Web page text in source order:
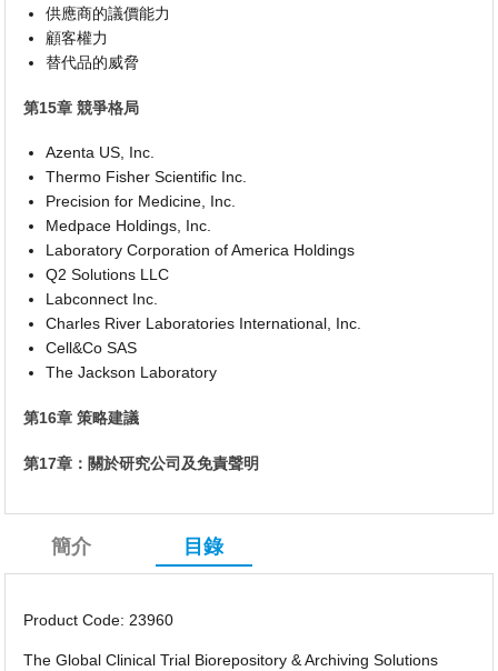
供應商的議價能力
顧客權力
替代品的威脅
第15章 競爭格局
Azenta US, Inc.
Thermo Fisher Scientific Inc.
Precision for Medicine, Inc.
Medpace Holdings, Inc.
Laboratory Corporation of America Holdings
Q2 Solutions LLC
Labconnect Inc.
Charles River Laboratories International, Inc.
Cell&Co SAS
The Jackson Laboratory
第16章 策略建議
第17章：關於研究公司及免責聲明
簡介 目錄
Product Code: 23960
The Global Clinical Trial Biorepository & Archiving Solutions